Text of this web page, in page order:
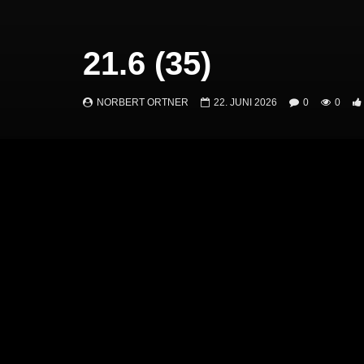
21.6 (35)
NORBERT ORTNER 22. JUNI 2026 0 0